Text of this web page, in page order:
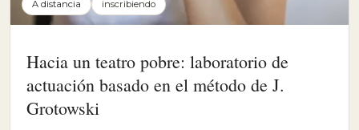
A distancia inscribiendo
Hacia un teatro pobre: laboratorio de
actuación basado en el método de J.
Grotowski